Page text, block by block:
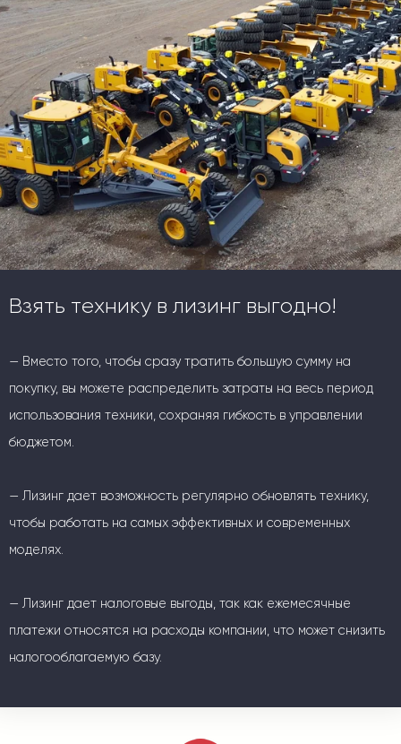
Взять технику в лизинг выгодно!
— Вместо того, чтобы сразу тратить большую сумму на
покупку, вы можете распределить затраты на весь период
использования техники, сохраняя гибкость в управлении
бюджетом.
— Лизинг дает возможность регулярно обновлять технику,
чтобы работать на самых эффективных и современных
моделях.
— Лизинг дает налоговые выгоды, так как ежемесячные
платежи относятся на расходы компании, что может снизить
налогооблагаемую базу.